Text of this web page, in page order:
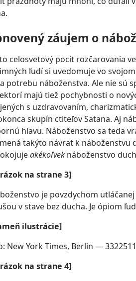
záujem o
celosvetový pocit rozčarovania
ľudí si uvedomuje vo
potrebu náboženstva. Ale nie sú
majú tiež pochybnosti o
s uzdravovaním,
skupín ctiteľov Satana. Aj
hlavu. Náboženstvo sa teda
takýto návrat k náboženstvu
akékoľvek náboženstvo
na strane 3]
je povzdychom
v stave bez ducha. Je ópiom
ilustrácie]
New York Times, Berlin —
na strane 4]